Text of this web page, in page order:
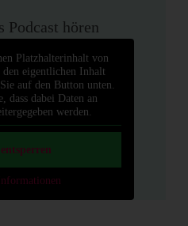
Podcast hören
Platzhalterinhalt von
eigentlichen Inhalt
auf den Button unten.
dass dabei Daten an
werden.